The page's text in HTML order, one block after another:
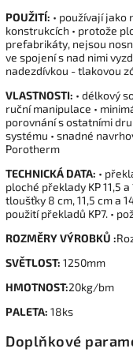
POUŽITÍ: • používají jako
konstrukcích • protože
prefabrikáty, nejsou
ve spojení s nad nimi
nadezdívkou - tlakovou
VLASTNOSTI: • délkový
ruční manipulace •
porovnání s ostatními
systému • snadné
Porotherm
TECHNICKÁ DATA: •
ploché překlady KP 11,5
tloušťky 8 cm, 11,5 cm a
použití překladů KP7. •
ROZMĚRY VÝROBKŮ :
SVĚTLOST: 1250mm
HMOTNOST:20kg/bm
PALETA: 18ks
Doplňkové